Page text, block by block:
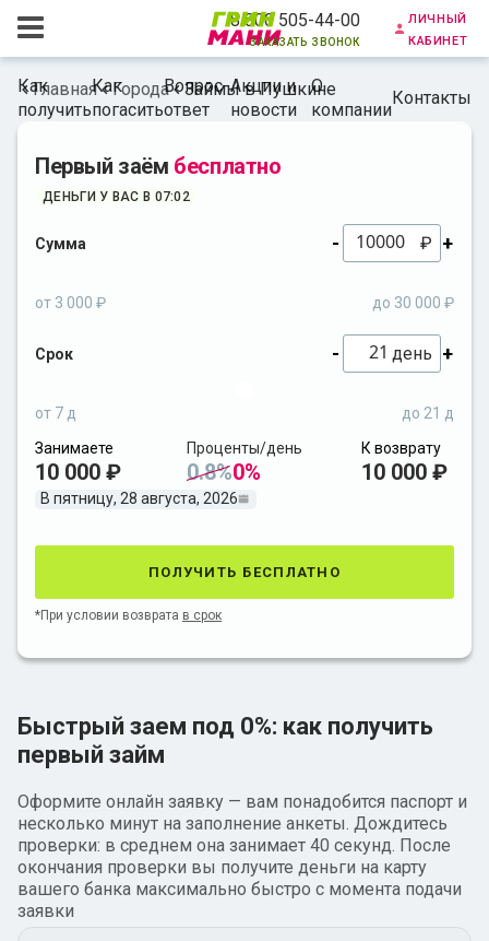
8 800 505-44-00
заказать звонок
личный
кабинет
Как
получить
Как
погасить
Вопрос-
ответ
Акции и
новости
О
компании
Контакты
Главная Города Займы в Пушкине
Первый заём бесплатно
ДЕНЬГИ У ВАС В 07:02
Сумма - ₽ +
от 3 000 ₽ до 30 000 ₽
Срок - день +
от 7 д
до 21 д
Занимаете
10 000 ₽
Проценты/день
0.8%0%
К возврату
10 000 ₽
В пятницу, 28 августа, 2026
получить бесплатно
*При условии возврата в срок
Быстрый заем под 0%: как получить
первый займ
Оформите онлайн заявку — вам понадобится паспорт и
несколько минут на заполнение анкеты. Дождитесь
проверки: в среднем она занимает 40 секунд. После
окончания проверки вы получите деньги на карту
вашего банка максимально быстро с момента подачи
заявки